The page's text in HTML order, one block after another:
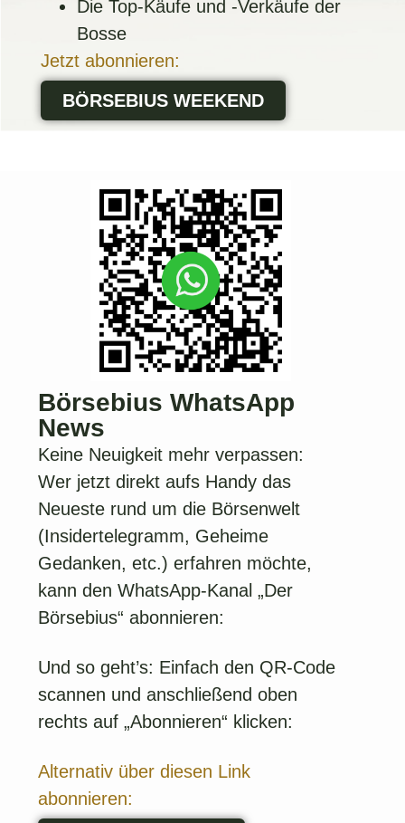
Die Top-Käufe und -Verkäufe der
Bosse
Jetzt abonnieren:
BÖRSEBIUS WEEKEND
Börsebius WhatsApp
News
Keine Neuigkeit mehr verpassen:
Wer jetzt direkt aufs Handy das
Neueste rund um die Börsenwelt
(Insidertelegramm, Geheime
Gedanken, etc.) erfahren möchte,
kann den WhatsApp-Kanal „Der
Börsebius“ abonnieren:
Und so geht’s: Einfach den QR-Code
scannen und anschließend oben
rechts auf „Abonnieren“ klicken:
Alternativ über diesen Link
abonnieren: